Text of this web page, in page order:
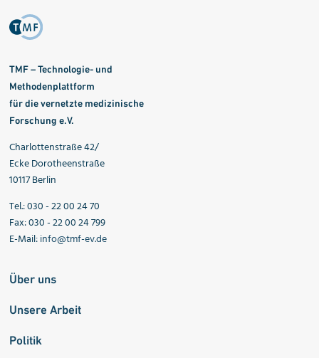
TMF – Technologie- und
Methodenplattform
für die vernetzte medizinische
Forschung e.V.
Charlottenstraße 42/
Ecke Dorotheenstraße
10117 Berlin
Tel.: 030 - 22 00 24 70
Fax: 030 - 22 00 24 799
E-Mail:info@tmf-ev.de
Über uns
Unsere Arbeit
Politik